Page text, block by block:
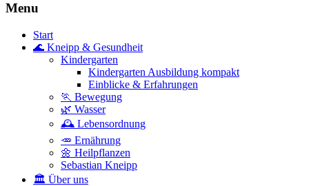
Menu
Start
🌊 Kneipp & Gesundheit
Kindergarten
Kindergarten Ausbildung kompakt
Einblicke & Erfahrungen
🏃 Bewegung
🌿 Wasser
🕰 Lebensordnung
🥕 Ernährung
🌼 Heilpflanzen
Sebastian Kneipp
🏛 Über uns